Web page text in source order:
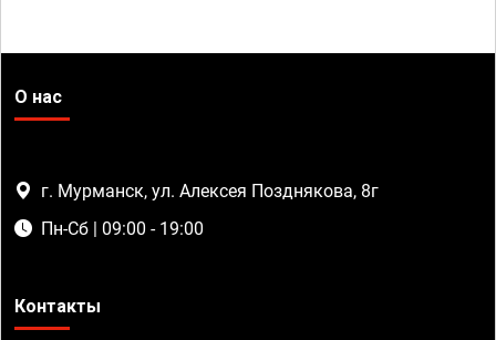
О нас
г. Мурманск, ул. Алексея Позднякова, 8г
Пн-Сб | 09:00 - 19:00
Контакты